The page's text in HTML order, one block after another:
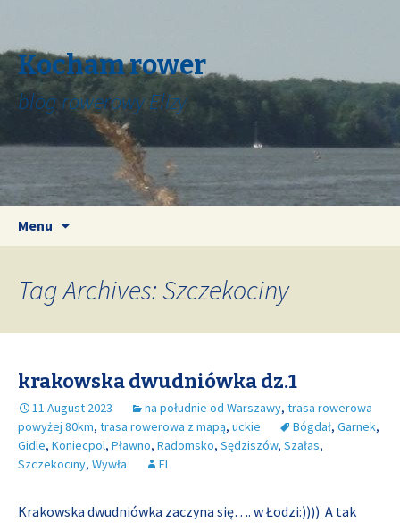
Kocham rower
blog rowerowy Elizy
Menu
Tag Archives: Szczekociny
krakowska dwudniówka dz.1
11 August 2023 na południe od Warszawy, trasa rowerowa
powyżej 80km, trasa rowerowa z mapą, uckie Bógdał, Garnek,
Gidle, Koniecpol, Pławno, Radomsko, Sędziszów, Szałas,
Szczekociny, Wywła EL
Krakowska dwudniówka zaczyna się…. w Łodzi:)))) A tak